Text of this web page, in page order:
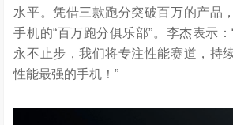
水平。凭借三款跑分突破百万的产品
手机的“百万跑分俱乐部”。李杰表示
永不止步，我们将专注性能赛道，持
性能最强的手机！”